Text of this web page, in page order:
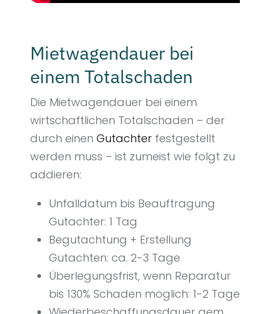
Mietwagendauer bei
einem Totalschaden
Die Mietwagendauer bei einem
wirtschaftlichen Totalschaden – der
durch einen Gutachter festgestellt
werden muss – ist zumeist wie folgt zu
addieren:
Unfalldatum bis Beauftragung
Gutachter: 1 Tag
Begutachtung + Erstellung
Gutachten: ca. 2-3 Tage
Überlegungsfrist, wenn Reparatur
bis 130% Schaden möglich: 1-2 Tage